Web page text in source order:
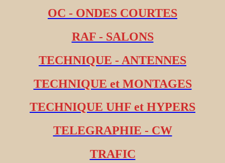
OC - ONDES COURTES
RAF - SALONS
TECHNIQUE - ANTENNES
TECHNIQUE et MONTAGES
TECHNIQUE UHF et HYPERS
TELEGRAPHIE - CW
TRAFIC